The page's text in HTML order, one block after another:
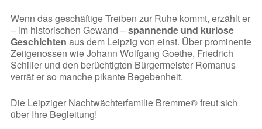
Wenn das geschäftige Treiben zur Ruhe kommt, erzählt er
– im historischen Gewand –spannende und kuriose
Geschichten aus dem Leipzig von einst. Über prominente
Zeitgenossen wie Johann Wolfgang Goethe, Friedrich
Schiller und den berüchtigten Bürgermeister Romanus
verrät er so manche pikante Begebenheit.
Die Leipziger Nachtwächterfamilie Bremme® freut sich
über Ihre Begleitung!